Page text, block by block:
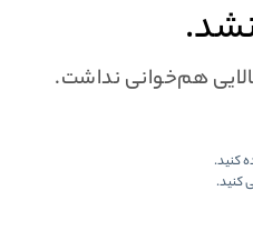
هم‌خوانی نداشت.
کنید.
کنید.